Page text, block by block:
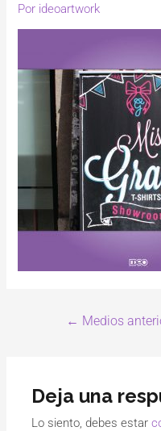
Por ideoartwork
← Medios
Deja una
Lo siento, debes estar